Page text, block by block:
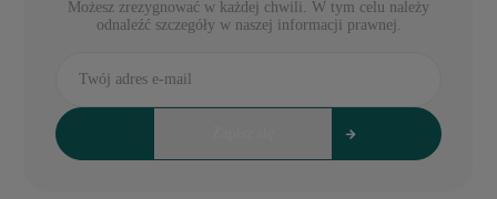
Możesz zrezygnować w każdej chwili. W tym celu należy
odnaleźć szczegóły w naszej informacji prawnej.